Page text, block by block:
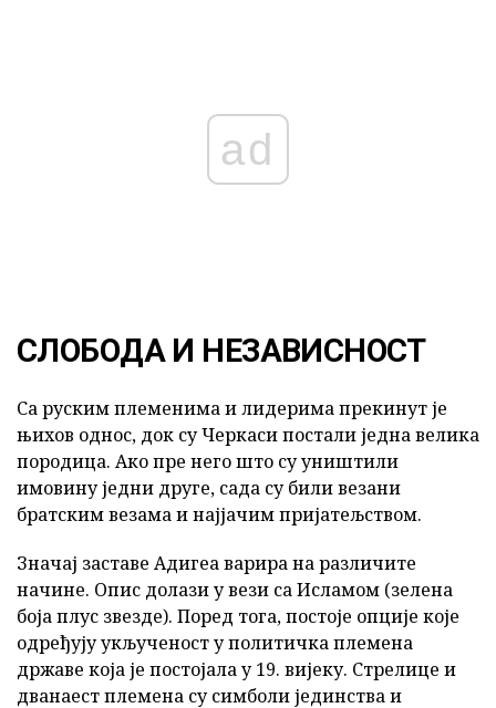
ad
СЛОБОДА И НЕЗАВИСНОСТ
Са руским племенима и лидерима прекинут је
њихов однос, док су Черкаси постали једна велика
породица. Ако пре него што су уништили
имовину једни друге, сада су били везани
братским везама и најјачим пријатељством.
Значај заставе Адигеа варира на различите
начине. Опис долази у вези са Исламом (зелена
боја плус звезде). Поред тога, постоје опције које
одређују укљученост у политичка племена
државе која је постојала у 19. вијеку. Стрелице и
дванаест племена су симболи јединства и